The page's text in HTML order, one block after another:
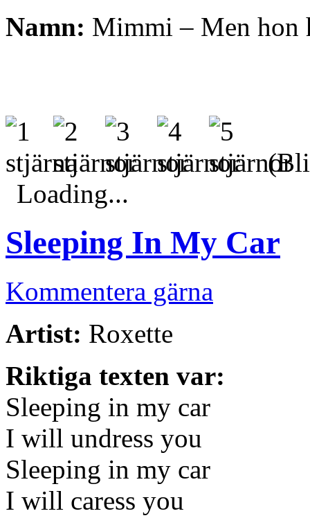
Namn: Mimmi – Men hon
(Bli
Loading...
Sleeping In My Car
Kommentera gärna
Artist: Roxette
Riktiga texten var:
Sleeping in my car
I will undress you
Sleeping in my car
I will caress you